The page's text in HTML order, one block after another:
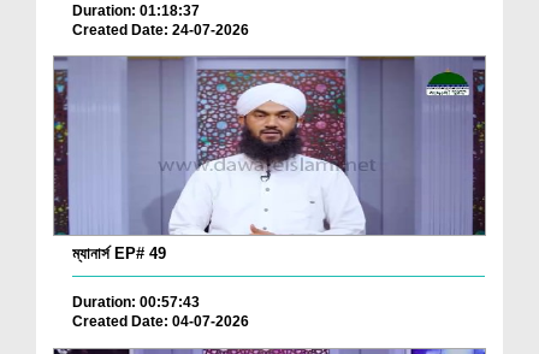
Duration: 01:18:37
Created Date: 24-07-2026
ম্যানার্স EP# 49
Duration: 00:57:43
Created Date: 04-07-2026